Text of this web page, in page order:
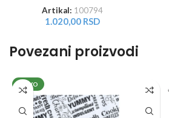
Artikal: 100794
1.020,00 RSD
Povezani proizvodi
NOVO